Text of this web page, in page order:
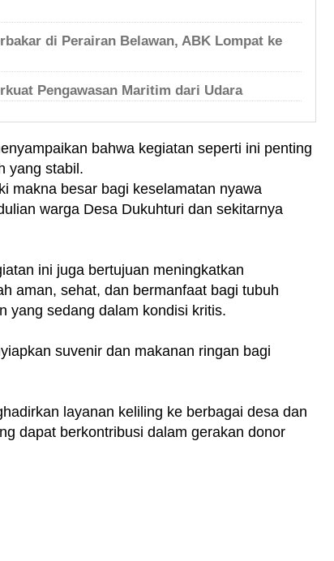
di Perairan Belawan, ABK Lompat ke
Pengawasan Maritim dari Udara
bahwa kegiatan seperti ini penting
yang stabil.
makna besar bagi keselamatan nyawa
warga Desa Dukuhturi dan sekitarnya
ini juga bertujuan meningkatkan
aman, sehat, dan bermanfaat bagi tubuh
yang sedang dalam kondisi kritis.
suvenir dan makanan ringan bagi
layanan keliling ke berbagai desa dan
dapat berkontribusi dalam gerakan donor